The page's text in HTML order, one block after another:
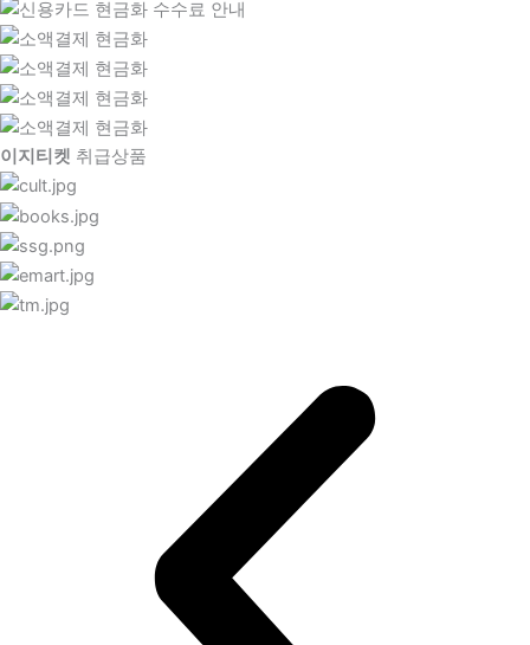
이지티켓 취급상품